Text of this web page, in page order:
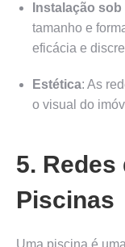
Instalação
tamanho e
eficácia e
Estética: As
o visual do
5.
Piscinas